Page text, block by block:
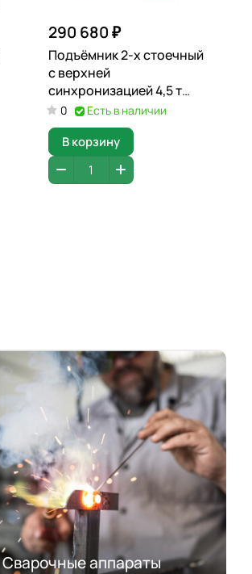
290 680 ₽
Подъёмник 2-х стоечный
с верхней
синхронизацией 4,5 т
(380В) SHTELWHEEL APO-
45CAS
0 Есть в наличии
В корзину
Сварочные аппараты